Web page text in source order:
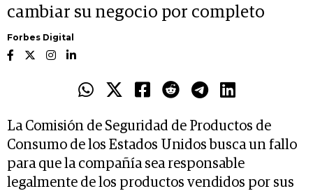
cambiar su negocio por completo
Forbes Digital
La Comisión de Seguridad de Productos de
Consumo de los Estados Unidos busca un fallo
para que la compañía sea responsable
legalmente de los productos vendidos por sus